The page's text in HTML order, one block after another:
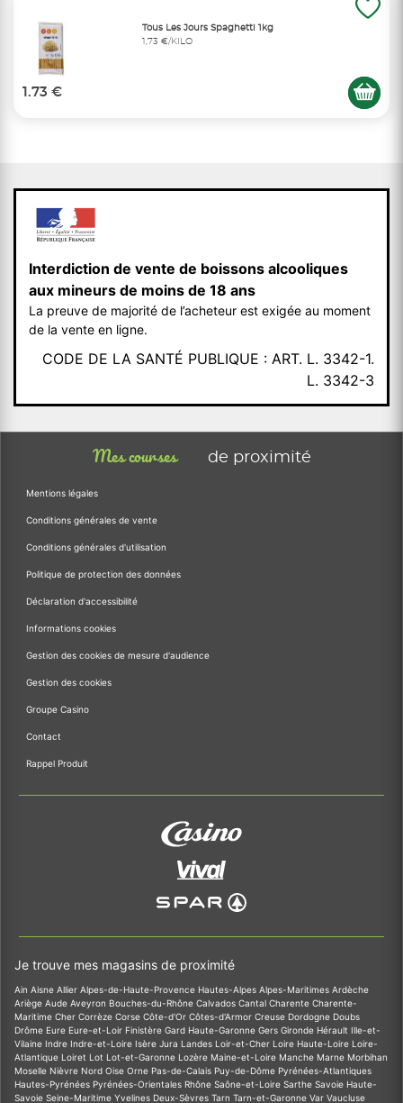
Tous Les Jours Spaghetti 1kg
1,73 €/KILO
1.73 €
Interdiction de vente de boissons alcooliques
aux mineurs de moins de 18 ans
La preuve de majorité de l’acheteur est exigée au moment
de la vente en ligne.
CODE DE LA SANTÉ PUBLIQUE : ART. L. 3342-1.
L. 3342-3
Mes courses de proximité
Mentions légales
Conditions générales de vente
Conditions générales d'utilisation
Politique de protection des données
Déclaration d'accessibilité
Informations cookies
Gestion des cookies de mesure d'audience
Gestion des cookies
Groupe Casino
Contact
Rappel Produit
Je trouve mes magasins de proximité
Ain Aisne Allier Alpes-de-Haute-Provence Hautes-Alpes Alpes-Maritimes Ardèche
Ariège Aude Aveyron Bouches-du-Rhône Calvados Cantal Charente Charente-
Maritime Cher Corrèze Corse Côte-d'Or Côtes-d'Armor Creuse Dordogne Doubs
Drôme Eure Eure-et-Loir Finistère Gard Haute-Garonne Gers Gironde Hérault Ille-et-
Vilaine Indre Indre-et-Loire Isère Jura Landes Loir-et-Cher Loire Haute-Loire Loire-
Atlantique Loiret Lot Lot-et-Garonne Lozère Maine-et-Loire Manche Marne Morbihan
Moselle Nièvre Nord Oise Orne Pas-de-Calais Puy-de-Dôme Pyrénées-Atlantiques
Hautes-Pyrénées Pyrénées-Orientales Rhône Saône-et-Loire Sarthe Savoie Haute-
Savoie Seine-Maritime Yvelines Deux-Sèvres Tarn Tarn-et-Garonne Var Vaucluse